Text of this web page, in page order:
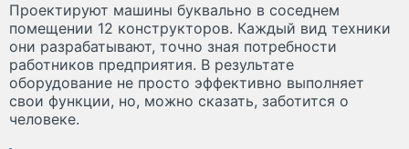
Проектируют машины буквально в соседнем
помещении 12 конструкторов. Каждый вид техники
они разрабатывают, точно зная потребности
работников предприятия. В результате
оборудование не просто эффективно выполняет
свои функции, но, можно сказать, заботится о
человеке.